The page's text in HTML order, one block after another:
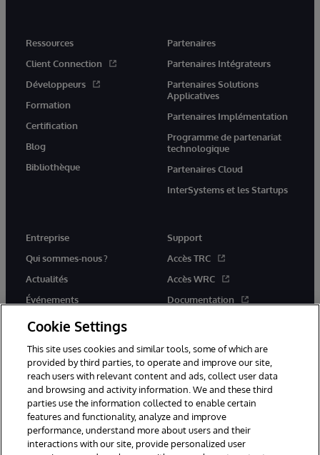
Ressources
Client Connection
Développeurs
Formation
Certification
Blog
Bibliothèque
Partenaires
Partenaires Intégrateurs
Partenaires Solutions
Applicatives
Partenaires Implémentation
Programme de partenariat
technologique
Partenaires Cloud
InterSystems et les Startups
Entreprise
Qui sommes-nous ?
Actualités
Événements
Rejoignez-nous
Support
Accès TRC
Accès WRC
Documentation
© 1996-2026 InterSystems Corporation, Boston, MA. Tous droits
réservés.
Mentions légales
Cookie Settings
This site uses cookies and similar tools, some of which are
provided by third parties, to operate and improve our site,
reach users with relevant content and ads, collect user data
and browsing and activity information. We and these third
parties use the information collected to enable certain
features and functionality, analyze and improve
performance, understand more about users and their
interactions with our site, provide personalized user